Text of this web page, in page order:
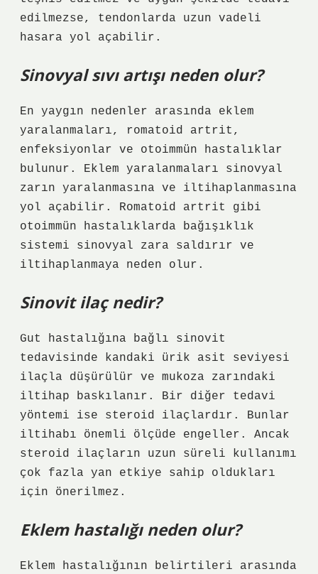
edilmezse, tendonlarda uzun vadeli
hasara yol açabilir.
Sinovyal sıvı artışı neden olur?
En yaygın nedenler arasında eklem
yaralanmaları, romatoid artrit,
enfeksiyonlar ve otoimmün hastalıklar
bulunur. Eklem yaralanmaları sinovyal
zarın yaralanmasına ve iltihaplanmasına
yol açabilir. Romatoid artrit gibi
otoimmün hastalıklarda bağışıklık
sistemi sinovyal zara saldırır ve
iltihaplanmaya neden olur.
Sinovit ilaç nedir?
Gut hastalığına bağlı sinovit
tedavisinde kandaki ürik asit seviyesi
ilaçla düşürülür ve mukoza zarındaki
iltihap baskılanır. Bir diğer tedavi
yöntemi ise steroid ilaçlardır. Bunlar
iltihabı önemli ölçüde engeller. Ancak
steroid ilaçların uzun süreli kullanımı
çok fazla yan etkiye sahip oldukları
için önerilmez.
Eklem hastalığı neden olur?
Eklem hastalığının belirtileri arasında